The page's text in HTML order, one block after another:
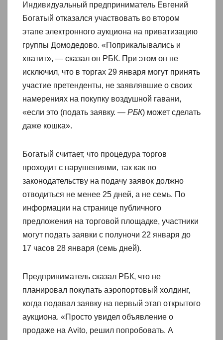
Индивидуальный предприниматель Евгений
Богатый отказался участвовать во втором
этапе электронного аукциона на приватизацию
группы Домодедово. «Поприкалывались и
хватит», — сказал он РБК. При этом он не
исключил, что в торгах 29 января могут принять
участие претенденты, не заявлявшие о своих
намерениях на покупку воздушной гавани,
«если это (подать заявку. — РБК) может сделать
даже кошка».
Богатый считает, что процедура торгов
проходит с нарушениями, так как по
законодательству на подачу заявок должно
отводиться не менее 25 дней, а не семь. По
информации на странице публичного
предложения на торговой площадке, участники
могут подать заявки с полуночи 22 января до
17 часов 28 января (семь дней).
Предприниматель сказал РБК, что не
планировал покупать аэропортовый холдинг,
когда подавал заявку на первый этап открытого
аукциона. «Просто увидел объявление о
продаже на Avito, решил попробовать. А